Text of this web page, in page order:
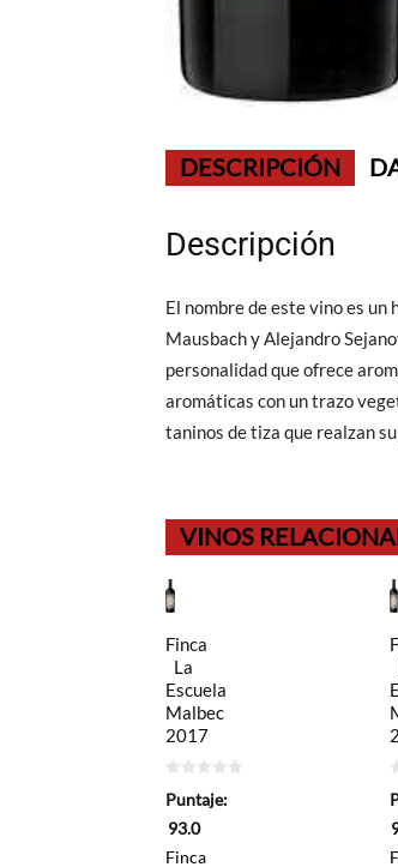
DESCRIPCIÓN
Descripción
El nombre de este vino es
Mausbach y Alejandro
personalidad que ofrece
aromáticas con un trazo
taninos de tiza que realzan
VINOS
Finca
La
Escuela
Malbec
2017
de
Puntaje:
93.0
Finca